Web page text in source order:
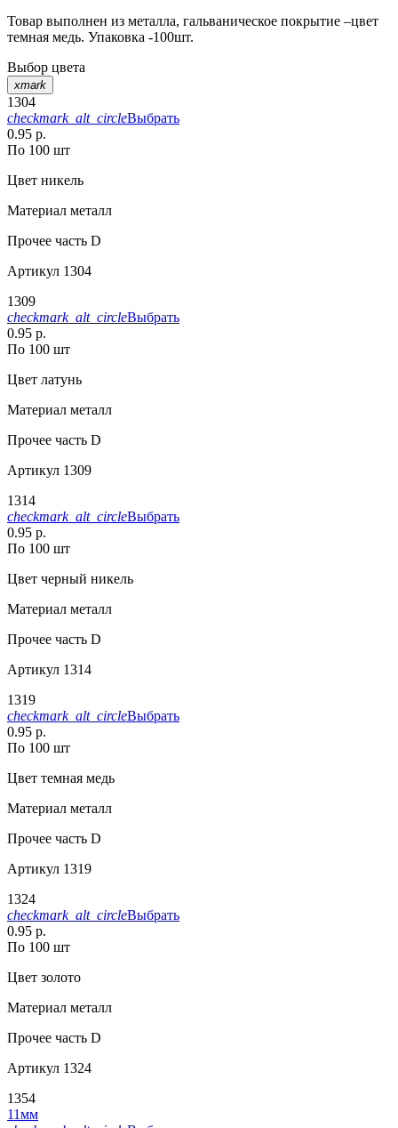
Товар выполнен из металла, гальваническое покрытие –цвет
темная медь. Упаковка -100шт.
Выбор цвета
xmark
1304
checkmark_alt_circleВыбрать
0.95 р.
По 100 шт
Цвет никель
Материал металл
Прочее часть D
Артикул 1304
1309
checkmark_alt_circleВыбрать
0.95 р.
По 100 шт
Цвет латунь
Материал металл
Прочее часть D
Артикул 1309
1314
checkmark_alt_circleВыбрать
0.95 р.
По 100 шт
Цвет черный никель
Материал металл
Прочее часть D
Артикул 1314
1319
checkmark_alt_circleВыбрать
0.95 р.
По 100 шт
Цвет темная медь
Материал металл
Прочее часть D
Артикул 1319
1324
checkmark_alt_circleВыбрать
0.95 р.
По 100 шт
Цвет золото
Материал металл
Прочее часть D
Артикул 1324
1354
11мм